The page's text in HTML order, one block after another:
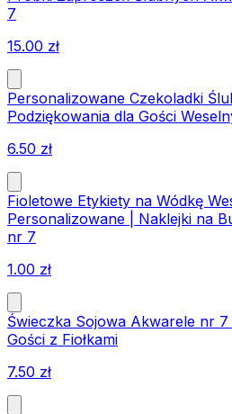
7
15.00 zł
Personalizowane Czekoladki
Podziękowania dla Gości
6.50 zł
Fioletowe Etykiety na Wódkę
Personalizowane | Naklejki na
nr 7
1.00 zł
Świeczka Sojowa Akwarele nr
Gości z Fiołkami
7.50 zł